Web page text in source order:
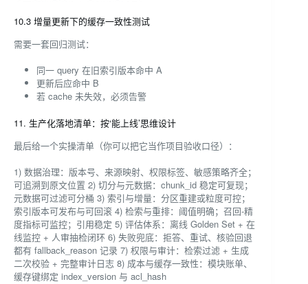
10.3 增量更新下的缓存一致性测试
需要一套回归测试：
同一 query 在旧索引版本命中 A
更新后应命中 B
若 cache 未失效，必须告警
11. 生产化落地清单：按‘能上线’思维设计
最后给一个实操清单（你可以把它当作项目验收口径）：
1) 数据治理：版本号、来源映射、权限标签、敏感策略齐全；
可追溯到原文位置 2) 切分与元数据：chunk_id 稳定可复现；
元数据可过滤可分桶 3) 索引与增量：分区重建或粒度可控；
索引版本可发布与可回滚 4) 检索与重排：阈值明确；召回-精
度指标可监控；引用稳定 5) 评估体系：离线 Golden Set + 在
线监控 + 人审抽检闭环 6) 失败兜底：拒答、重试、核验回退
都有 fallback_reason 记录 7) 权限与审计：检索过滤 + 生成
二次校验 + 完整审计日志 8) 成本与缓存一致性：模块账单、
缓存键绑定 index_version 与 acl_hash